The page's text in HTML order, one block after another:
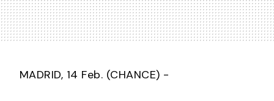
MADRID, 14 Feb. (CHANCE) -